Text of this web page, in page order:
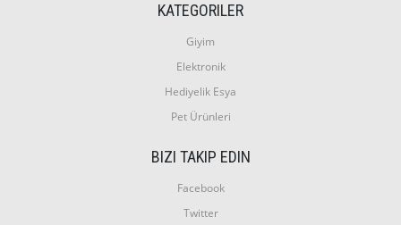
KATEGORILER
Giyim
Elektronik
Hediyelik Esya
Pet Ürünleri
BIZI TAKIP EDIN
Facebook
Twitter